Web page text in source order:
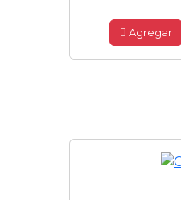
Agregar